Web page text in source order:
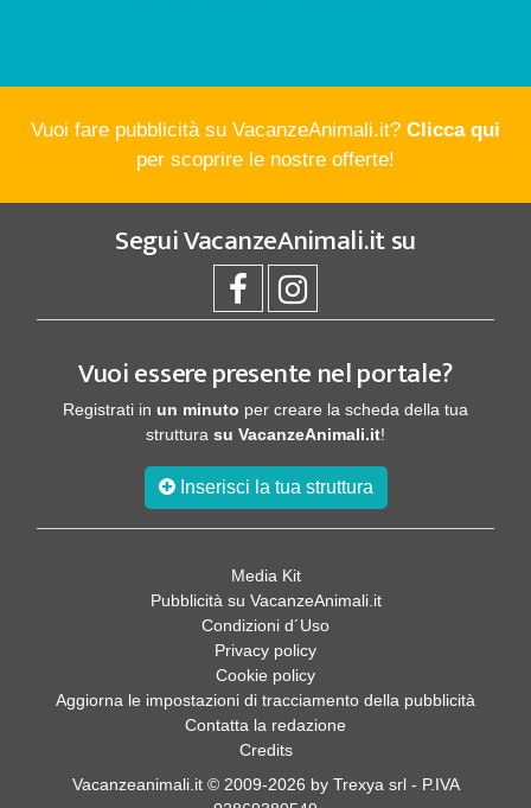
Vuoi fare pubblicità su VacanzeAnimali.it? Clicca qui
per scoprire le nostre offerte!
SeguiVacanzeAnimali.itsu
Vuoi essere presente nel portale?
Registrati in un minuto per creare la scheda della tua
struttura su VacanzeAnimali.it!
Inserisci la tua struttura
Media Kit
Pubblicità su VacanzeAnimali.it
Condizioni d´Uso
Privacy policy
Cookie policy
Aggiorna le impostazioni di tracciamento della pubblicità
Contatta la redazione
Credits
Vacanzeanimali.it © 2009-2026 by Trexya srl - P.IVA